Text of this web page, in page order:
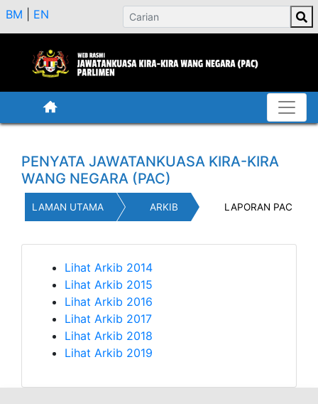
BM EN
PENYATA JAWATANKUASA KIRA-KIRA
WANG NEGARA (PAC)
LAMAN UTAMA ARKIB LAPORAN PAC
Lihat Arkib 2014
Lihat Arkib 2015
Lihat Arkib 2016
Lihat Arkib 2017
Lihat Arkib 2018
Lihat Arkib 2019